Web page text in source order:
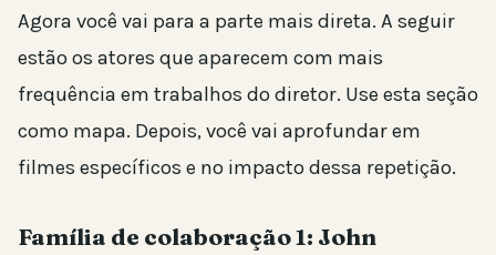
Agora você vai para a parte mais direta. A seguir
estão os atores que aparecem com mais
frequência em trabalhos do diretor. Use esta seção
como mapa. Depois, você vai aprofundar em
filmes específicos e no impacto dessa repetição.
Família de colaboração 1: John